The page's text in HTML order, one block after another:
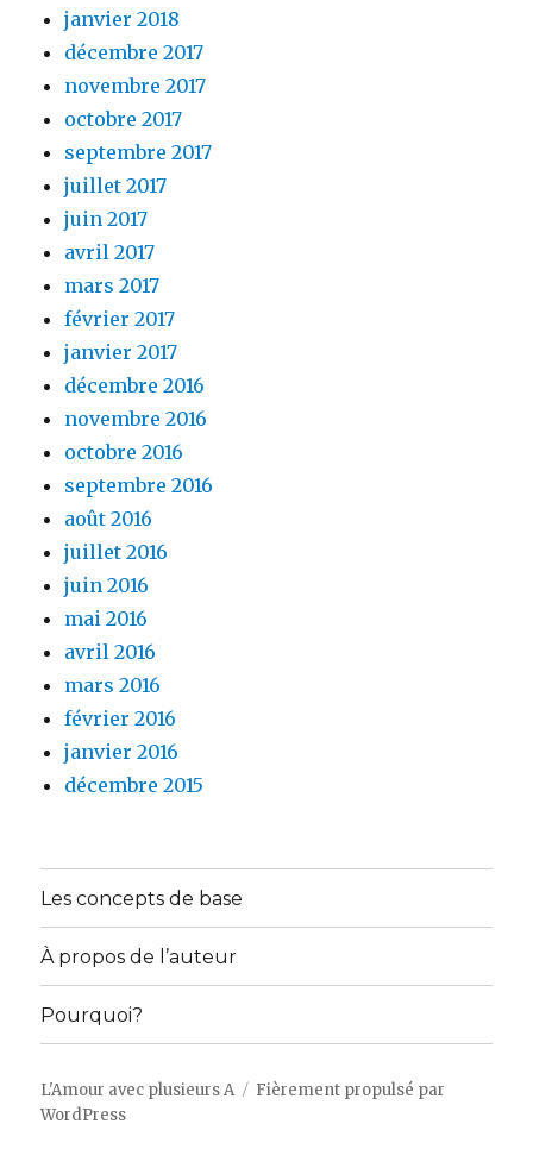
janvier 2018
décembre 2017
novembre 2017
octobre 2017
septembre 2017
juillet 2017
juin 2017
avril 2017
mars 2017
février 2017
janvier 2017
décembre 2016
novembre 2016
octobre 2016
septembre 2016
août 2016
juillet 2016
juin 2016
mai 2016
avril 2016
mars 2016
février 2016
janvier 2016
décembre 2015
Les concepts de base
À propos de l’auteur
Pourquoi?
L'Amour avec plusieurs A
Fièrement propulsé par
WordPress